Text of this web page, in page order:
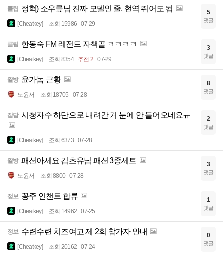
클립 정혁) 소우릎님 진짜 모델인 줄, 현역 뛰어도 됨
[Cheatkey] 조회 15986 07-29
5
댓글
클립 한동숙 FM 레전드 자책골 ㅋㅋㅋㅋ
[Cheatkey] 조회 8354 추천 2 07-29
3
댓글
짤방 윤가놈 근황
노윤서 조회 18705 07-28
8
댓글
잡담 시청자수 하단으로 내려간 거 눈에 안 들어오네요ㅠ
[Cheatkey] 조회 6373 07-28
2
댓글
짤방 패션아세요 김츠유님 패션 3종세트
노윤서 조회 8800 07-28
3
댓글
정보 꽁주 인챈트 합류
[Cheatkey] 조회 14962 07-25
1
댓글
정보 수련수련 치즈여고 제 2회 참가자 안내
[Cheatkey] 조회 20162 07-24
0
댓글